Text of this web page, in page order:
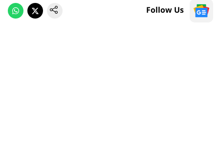
Follow Us